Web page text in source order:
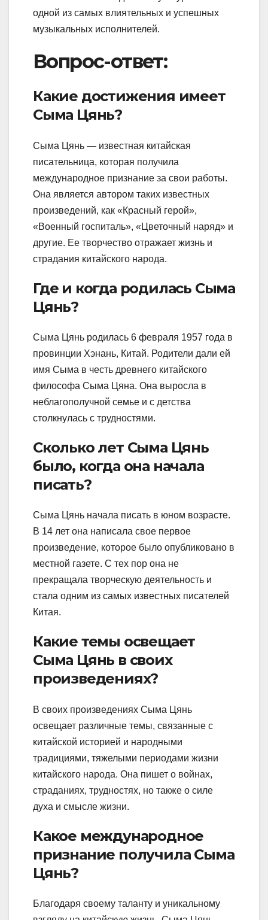
одной из самых влиятельных и успешных
музыкальных исполнителей.
Вопрос-ответ:
Какие достижения имеет
Сыма Цянь?
Сыма Цянь — известная китайская
писательница, которая получила
международное признание за свои работы.
Она является автором таких известных
произведений, как «Красный герой»,
«Военный госпиталь», «Цветочный наряд» и
другие. Ее творчество отражает жизнь и
страдания китайского народа.
Где и когда родилась Сыма
Цянь?
Сыма Цянь родилась 6 февраля 1957 года в
провинции Хэнань, Китай. Родители дали ей
имя Сыма в честь древнего китайского
философа Сыма Цяна. Она выросла в
неблагополучной семье и с детства
столкнулась с трудностями.
Сколько лет Сыма Цянь
было, когда она начала
писать?
Сыма Цянь начала писать в юном возрасте.
В 14 лет она написала свое первое
произведение, которое было опубликовано в
местной газете. С тех пор она не
прекращала творческую деятельность и
стала одним из самых известных писателей
Китая.
Какие темы освещает
Сыма Цянь в своих
произведениях?
В своих произведениях Сыма Цянь
освещает различные темы, связанные с
китайской историей и народными
традициями, тяжелыми периодами жизни
китайского народа. Она пишет о войнах,
страданиях, трудностях, но также о силе
духа и смысле жизни.
Какое международное
признание получила Сыма
Цянь?
Благодаря своему таланту и уникальному